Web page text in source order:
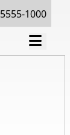
5555-1000